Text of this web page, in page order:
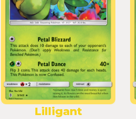
Lilligant